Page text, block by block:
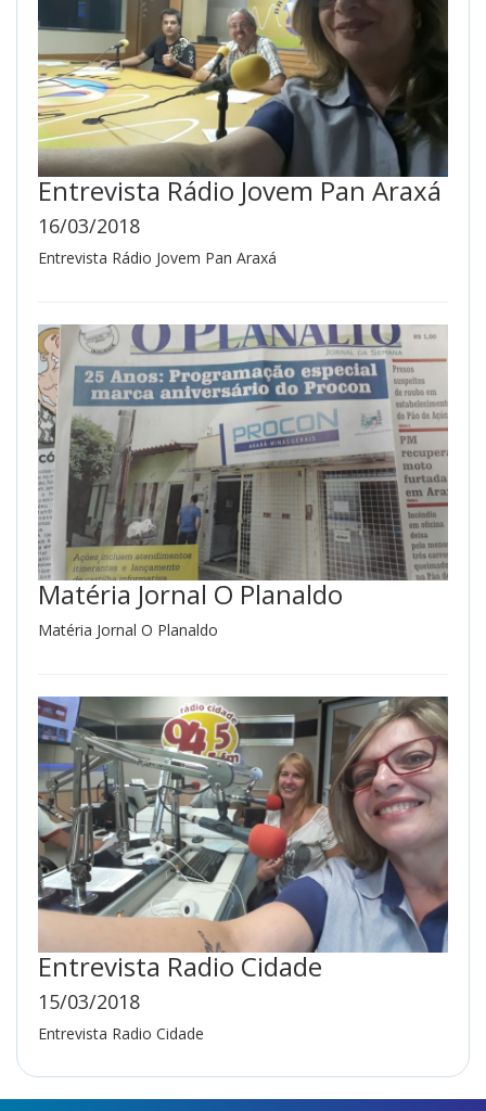
Entrevista Rádio Jovem Pan Araxá
16/03/2018
Entrevista Rádio Jovem Pan Araxá
Matéria Jornal O Planaldo
Matéria Jornal O Planaldo
Entrevista Radio Cidade
15/03/2018
Entrevista Radio Cidade